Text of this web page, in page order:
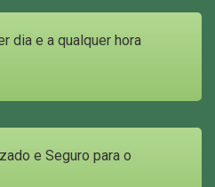
dia e a qualquer hora
e Seguro para o